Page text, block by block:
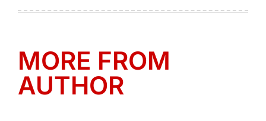
MORE FROM
AUTHOR